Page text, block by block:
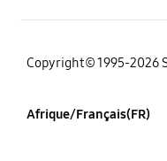
Copyright© 1995-2026
Afrique/Français(FR)